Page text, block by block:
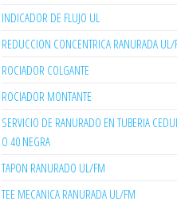
INDICADOR DE FLUJO UL
REDUCCION CONCENTRICA RANURADA UL/
ROCIADOR COLGANTE
ROCIADOR MONTANTE
SERVICIO DE RANURADO EN TUBERIA
O 40 NEGRA
TAPON RANURADO UL/FM
TEE MECANICA RANURADA UL/FM